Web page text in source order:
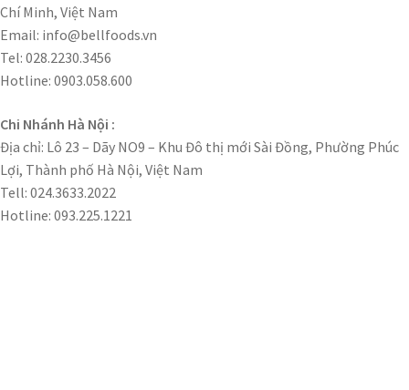
Chí Minh, Việt Nam
Email: info@bellfoods.vn
Tel: 028.2230.3456
Hotline: 0903.058.600
Chi Nhánh Hà Nội :
Địa chỉ: Lô 23 – Dãy NO9 – Khu Đô thị mới Sài Đồng, Phường Phúc
Lợi, Thành phố Hà Nội, Việt Nam
Tell: 024.3633.2022
Hotline: 093.225.1221